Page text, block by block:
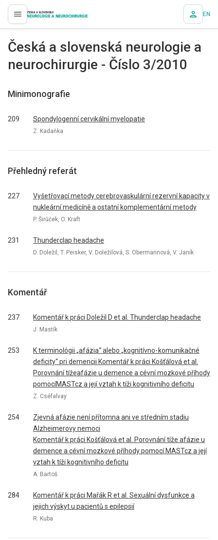
proLékaře.cz EN
Česká a slovenská neurologie a
neurochirurgie - Číslo 3/2010
Minimonografie
209 Spondylogenní cervikální myelopatie
Z. Kadaňka
Přehledný referát
227
Vyšetřovací metody cerebrovaskulární rezervní kapacity v
nukleární medicíně a ostatní komplementární metody
P. Širůček, O. Kraft
231 Thunderclap headache
D. Doležil, T. Peisker, V. Doležilová, S. Obermannová, V. Janík
Komentář
237 Komentář k práci Doležil D et al. Thunderclap headache
J. Mastík
253
K terminológii „afázia“ alebo „kognitívno- komunikačné
deficity“ pri demencii Komentář k práci Košťálová et al.
Porovnání tížeafázie u demence a cévní mozkové příhody
pomocíMASTcz a její vztah k tíži kognitivního deficitu
Z. Cséfalvay
254
Zjevná afázie není přítomna ani ve středním stadiu
Alzheimerovy nemoci
Komentář k práci Košťálová et al. Porovnání tíže afázie u
demence a cévní mozkové příhody pomocí MASTcz a její
vztah k tíži kognitivního deficitu
A. Bartoš
284
Komentář k práci Mařák R et al. Sexuální dysfunkce a
jejich výskyt u pacientů s epilepsií
R. Kuba